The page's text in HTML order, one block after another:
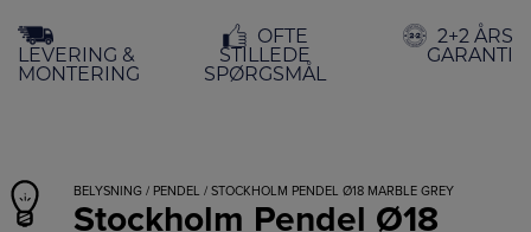
indholdet
LEVERING &
MONTERING
OFTE
STILLEDE
SPØRGSMÅL
2+2 ÅRS
GARANTI
BELYSNING / PENDEL / STOCKHOLM PENDEL Ø18 MARBLE GREY
Stockholm Pendel Ø18